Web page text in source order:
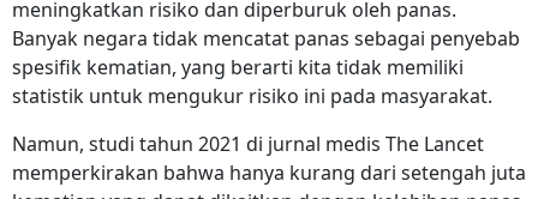
meningkatkan risiko dan diperburuk oleh panas.
Banyak negara tidak mencatat panas sebagai penyebab
spesifik kematian, yang berarti kita tidak memiliki
statistik untuk mengukur risiko ini pada masyarakat.
Namun, studi tahun 2021 di jurnal medis The Lancet
memperkirakan bahwa hanya kurang dari setengah juta